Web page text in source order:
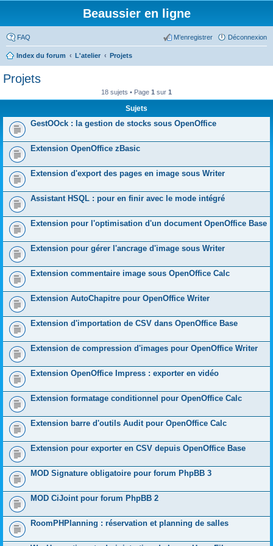
Beaussier en ligne
FAQ Déconnexion
M’enregistrer
Index du forum L'atelier Projets
Projets
18 sujets • Page 1 sur 1
Sujets
GestOOck : la gestion de stocks sous OpenOffice
Extension OpenOffice zBasic
Extension d'export des pages en image sous Writer
Assistant HSQL : pour en finir avec le mode intégré
Extension pour l'optimisation d'un document OpenOffice Base
Extension pour gérer l'ancrage d'image sous Writer
Extension commentaire image sous OpenOffice Calc
Extension AutoChapitre pour OpenOffice Writer
Extension d'importation de CSV dans OpenOffice Base
Extension de compression d'images pour OpenOffice Writer
Extension OpenOffice Impress : exporter en vidéo
Extension formatage conditionnel pour OpenOffice Calc
Extension barre d'outils Audit pour OpenOffice Calc
Extension pour exporter en CSV depuis OpenOffice Base
MOD Signature obligatoire pour forum PhpBB 3
MOD CiJoint pour forum PhpBB 2
RoomPHPlanning : réservation et planning de salles